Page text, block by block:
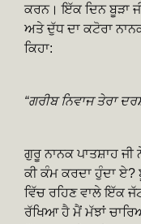
ਕਰਨ। ਇੱਕ ਦਿਨ ਬੂੜਾ
ਅਤੇ ਦੁੱਧ ਦਾ ਕਟੋਰਾ
ਕਿਹਾ:
“ਗਰੀਬ ਨਿਵਾਜ ਤੇਰਾ
ਗੁਰੂ ਨਾਨਕ ਪਾਤਸ਼ਾਹ ਜੀ
ਕੀ ਕੰਮ ਕਰਦਾ ਹੁੰਦਾ ਏ?
ਵਿੱਚ ਰਹਿਣ ਵਾਲੇ ਇੱਕ
ਰੱਖਿਆ ਹੈ ਮੈਂ ਮੱਝਾਂ